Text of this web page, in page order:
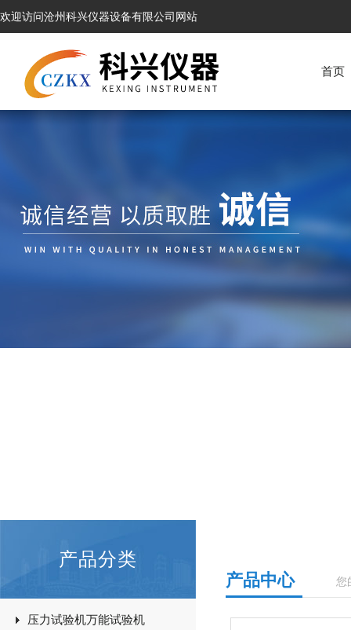
欢迎访问沧州科兴仪器设备有限公司网站
首页
产品分类
压力试验机万能试验机
您
产品中心